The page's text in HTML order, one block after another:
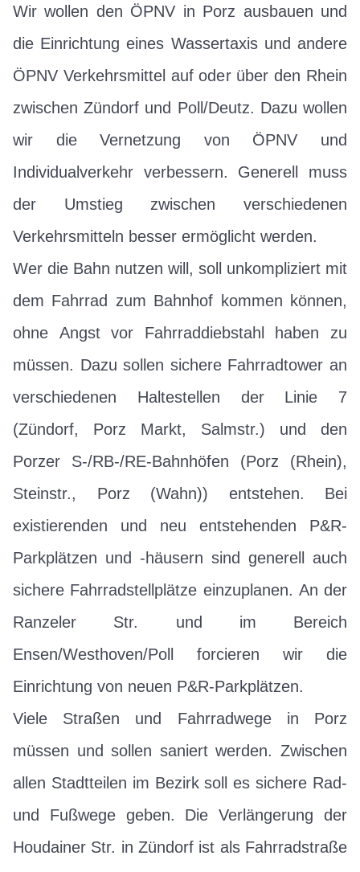
Wir wollen den ÖPNV in Porz ausbauen und
die Einrichtung eines Wassertaxis und andere
ÖPNV Verkehrsmittel auf oder über den Rhein
zwischen Zündorf und Poll/Deutz. Dazu wollen
wir die Vernetzung von ÖPNV und
Individualverkehr verbessern. Generell muss
der Umstieg zwischen verschiedenen
Verkehrsmitteln besser ermöglicht werden.
Wer die Bahn nutzen will, soll unkompliziert mit
dem Fahrrad zum Bahnhof kommen können,
ohne Angst vor Fahrraddiebstahl haben zu
müssen. Dazu sollen sichere Fahrradtower an
verschiedenen Haltestellen der Linie 7
(Zündorf, Porz Markt, Salmstr.) und den
Porzer S-/RB-/RE-Bahnhöfen (Porz (Rhein),
Steinstr., Porz (Wahn)) entstehen. Bei
existierenden und neu entstehenden P&R-
Parkplätzen und -häusern sind generell auch
sichere Fahrradstellplätze einzuplanen. An der
Ranzeler Str. und im Bereich
Ensen/Westhoven/Poll forcieren wir die
Einrichtung von neuen P&R-Parkplätzen.
Viele Straßen und Fahrradwege in Porz
müssen und sollen saniert werden. Zwischen
allen Stadtteilen im Bezirk soll es sichere Rad-
und Fußwege geben. Die Verlängerung der
Houdainer Str. in Zündorf ist als Fahrradstraße